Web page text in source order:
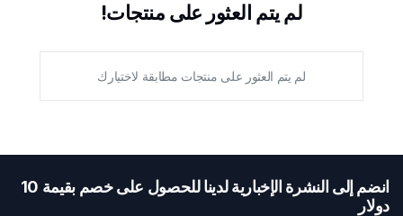
لم يتم العثور على منتجات!
لم يتم العثور على منتجات مطابقة لاختيارك
انضم إلى النشرة الإخبارية لدينا للحصول على خصم بقيمة 10
دولار